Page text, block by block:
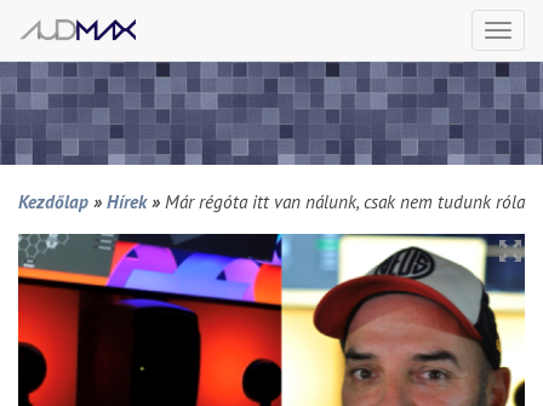
Kezdőlap » Hírek » Már régóta itt van nálunk, csak nem tudunk róla